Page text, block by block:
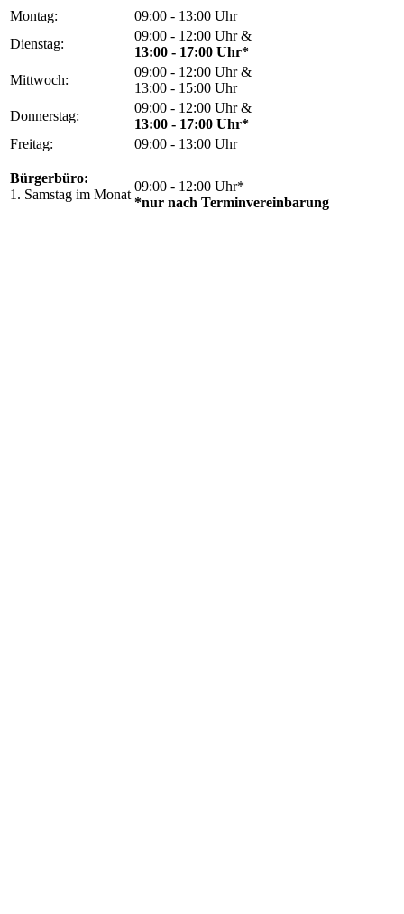
Montag:
09:00 - 13:00 Uhr
Dienstag:
09:00 - 12:00 Uhr &
13:00 - 17:00 Uhr*
Mittwoch:
09:00 - 12:00 Uhr &
13:00 - 15:00 Uhr
Donnerstag:
09:00 - 12:00 Uhr &
13:00 - 17:00 Uhr*
Freitag:
09:00 - 13:00 Uhr
Bürgerbüro:
1. Samstag im Monat
09:00 - 12:00 Uhr*
*nur nach Terminvereinbarung